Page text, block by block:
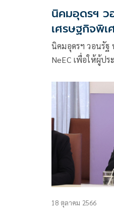
นิคมอุดรฯ ว
เศรษฐกิจพิเ
นิคมอุดรฯ วอนรัฐ
NeEC เพื่อให้ผู้ปร
ขนส่งด้วยตู้คอนเ
เบ็ดเสร็จ
18 ตุลาคม 2566